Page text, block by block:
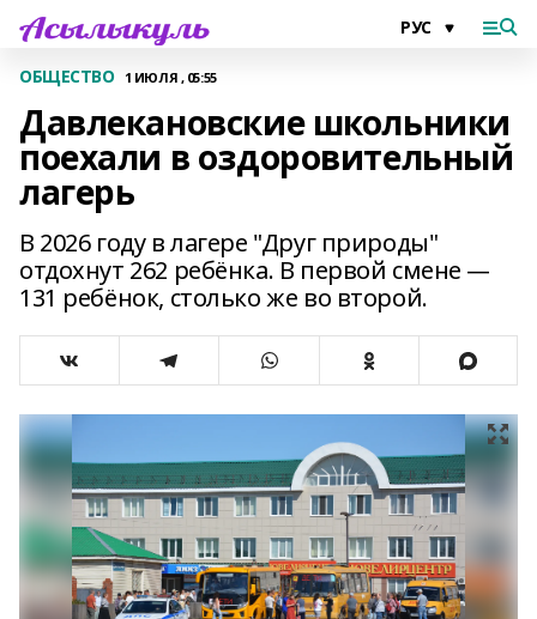
ОБЩЕСТВО 1 ИЮЛЯ , 05:55
Давлекановские школьники
поехали в оздоровительный
лагерь
В 2026 году в лагере "Друг природы"
отдохнут 262 ребёнка. В первой смене —
131 ребёнок, столько же во второй.